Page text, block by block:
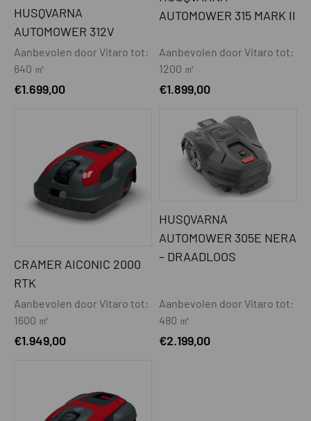
HUSQVARNA
AUTOMOWER 312V
Aanbevolen door Vitaro tot:
640 ㎡
€1.699,00
AUTOMOWER 315 MARK II
Aanbevolen door Vitaro tot:
1200 ㎡
€1.899,00
CRAMER AICONIC 2000
RTK
Aanbevolen door Vitaro tot:
1600 ㎡
€1.949,00
HUSQVARNA
AUTOMOWER 305E NERA
– DRAADLOOS
Aanbevolen door Vitaro tot:
480 ㎡
€2.199,00